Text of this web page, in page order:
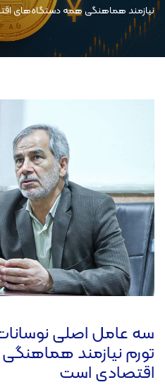
نیازمند هماهنگی همه دستگاه‌های
سه عامل اصلی نوسانات
تورم نیازمند
اقتصادی است